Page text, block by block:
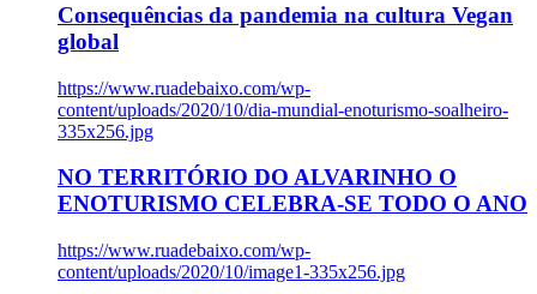
Consequências da pandemia na cultura Vegan
global
https://www.ruadebaixo.com/wp-
content/uploads/2020/10/dia-mundial-enoturismo-soalheiro-
335x256.jpg
NO TERRITÓRIO DO ALVARINHO O
ENOTURISMO CELEBRA-SE TODO O ANO
https://www.ruadebaixo.com/wp-
content/uploads/2020/10/image1-335x256.jpg